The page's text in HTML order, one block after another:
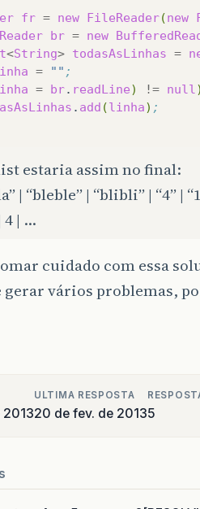
fr = new FileReader(new
br = new
<String> todasAsLinhas =
= "" ;
= br. readLine) != null )
. add (linha) ;
estaria assim no final:
| “bleble” | “blibli” | “4” |
4 | …
cuidado com essa
gerar vários problemas,
2013
ULTIMA RESPOSTA
20 de fev. de 20135